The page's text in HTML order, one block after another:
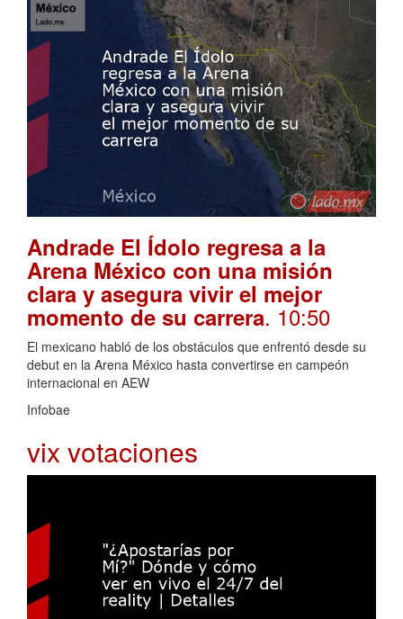
Andrade El Ídolo regresa a la
Arena México con una misión
clara y asegura vivir el mejor
momento de su carrera. 10:50
El mexicano habló de los obstáculos que enfrentó desde su
debut en la Arena México hasta convertirse en campeón
internacional en AEW
Infobae
vix votaciones